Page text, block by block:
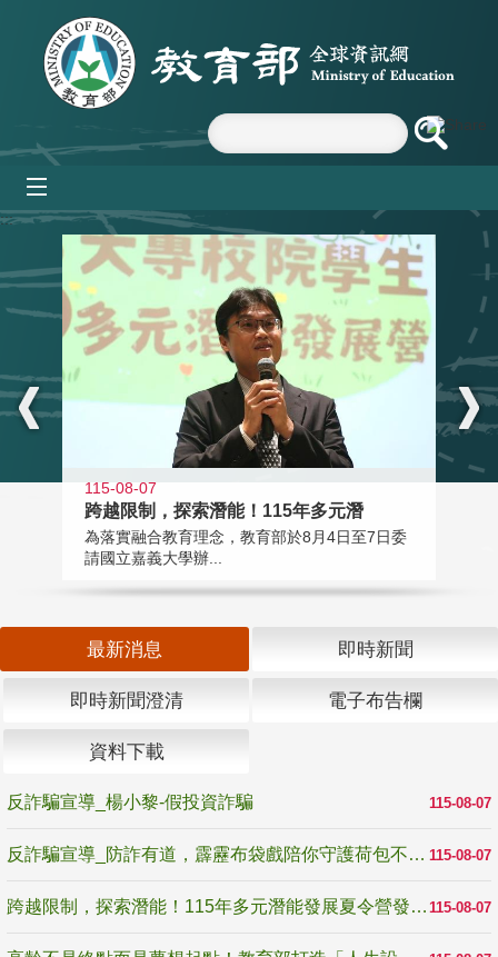
跳到主要內容區塊
:::
115-08-07
跨越限制，探索潛能！115年多元潛
為落實融合教育理念，教育部於8月4日至7日委
請國立嘉義大學辦...
最新消息 即時新聞
即時新聞澄清 電子布告欄
資料下載
115-08-07
反詐騙宣導_楊小黎-假投資詐騙
115-08-07
反詐騙宣導_防詐有道，霹靂布袋戲陪你守護荷包不受騙
115-08-07
跨越限制，探索潛能！115年多元潛能發展夏令營發掘生命無限可能